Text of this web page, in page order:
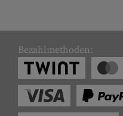
Bezahlmethoden: